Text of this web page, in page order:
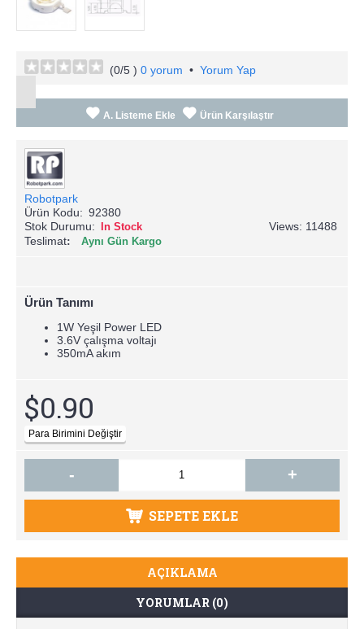
(0/5 ) 0 yorum • Yorum Yap
A. Listeme Ekle Ürün Karşılaştır
Robotpark
Ürün Kodu: 92380
Stok Durumu: In Stock
Views: 11488
Teslimat
Aynı Gün Kargo
Ürün Tanımı
1W Yeşil Power LED
3.6V çalışma voltajı
350mA akım
$0.90
- +
SEPETE EKLE
AÇIKLAMA
YORUMLAR (0)